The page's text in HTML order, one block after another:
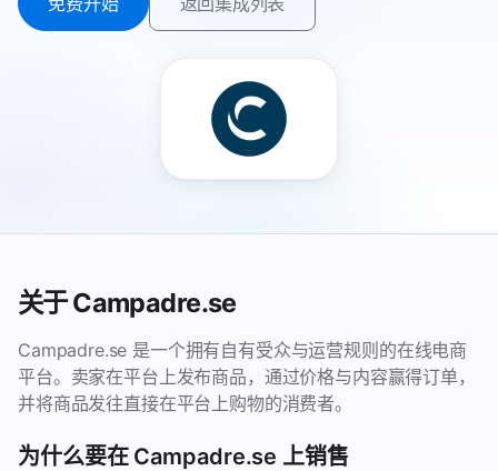
关于 Campadre.se
Campadre.se 是一个拥有自有受众与运营规则的在线电商
平台。卖家在平台上发布商品，通过价格与内容赢得订单，
并将商品发往直接在平台上购物的消费者。
为什么要在 Campadre.se 上销售